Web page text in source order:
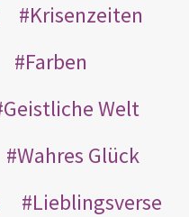
Krisenzeiten
Farben
Geistliche Welt
Wahres Glück
Lieblingsverse